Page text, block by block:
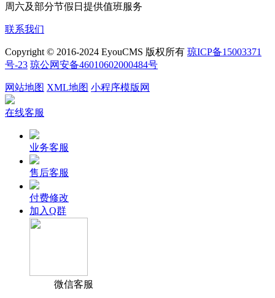
周六及部分节假日提供值班服务
联系我们
Copyright © 2016-2024 EyouCMS 版权所有 琼ICP备15003371
号-23 琼公网安备46010602000484号
网站地图 XML地图 小程序模版网
在线客服
业务客服
售后客服
付费修改
加入Q群
微信客服